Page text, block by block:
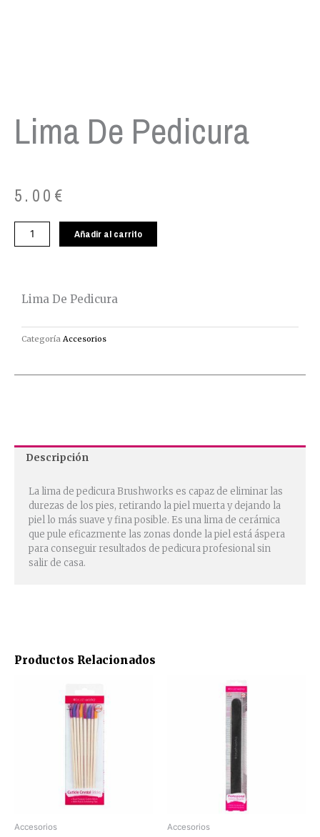
Lima De Pedicura
5.00 €
Lima
de
Añadir al carrito
Productos Relacionados
Accesorios Accesorios
Lima De Pedicura
Categoría Accesorios
Descripción
La lima de pedicura Brushworks es capaz de eliminar las
durezas de los pies, retirando la piel muerta y dejando la
piel lo más suave y fina posible. Es una lima de cerámica
que pule eficazmente las zonas donde la piel está áspera
para conseguir resultados de pedicura profesional sin
salir de casa.